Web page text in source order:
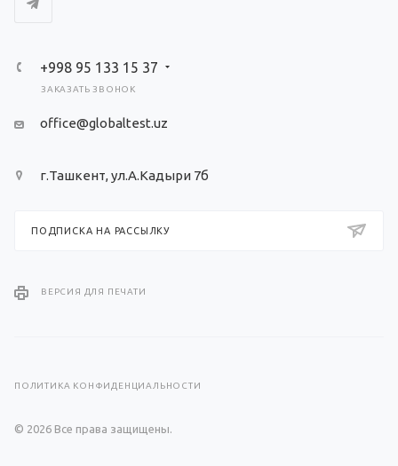
+998 95 133 15 37
ЗАКАЗАТЬ ЗВОНОК
office@globaltest.uz
г.Ташкент, ул.А.Кадыри 7б
ПОДПИСКА НА РАССЫЛКУ
ВЕРСИЯ ДЛЯ ПЕЧАТИ
ПОЛИТИКА КОНФИДЕНЦИАЛЬНОСТИ
© 2026 Все права защищены.